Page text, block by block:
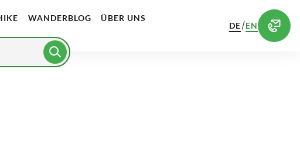
WANDERBLOG ÜBER UNS
DE/EN